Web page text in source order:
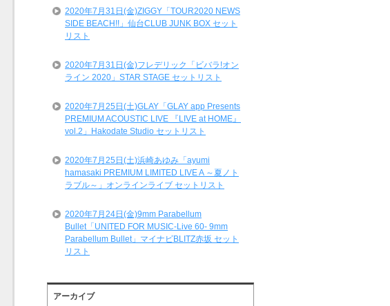
2020年7月31日(金)ZIGGY「TOUR2020 NEWS
SIDE BEACH!!」仙台CLUB JUNK BOX セット
リスト
2020年7月31日(金)フレデリック「ビバラ!オン
ライン 2020」STAR STAGE セットリスト
2020年7月25日(土)GLAY「GLAY app Presents
PREMIUM ACOUSTIC LIVE 『LIVE at HOME』
vol.2」Hakodate Studio セットリスト
2020年7月25日(土)浜崎あゆみ「ayumi
hamasaki PREMIUM LIMITED LIVE A ～夏ノト
ラブル～」オンラインライブ セットリスト
2020年7月24日(金)9mm Parabellum
Bullet「UNITED FOR MUSIC-Live 60- 9mm
Parabellum Bullet」マイナビBLITZ赤坂 セット
リスト
アーカイブ